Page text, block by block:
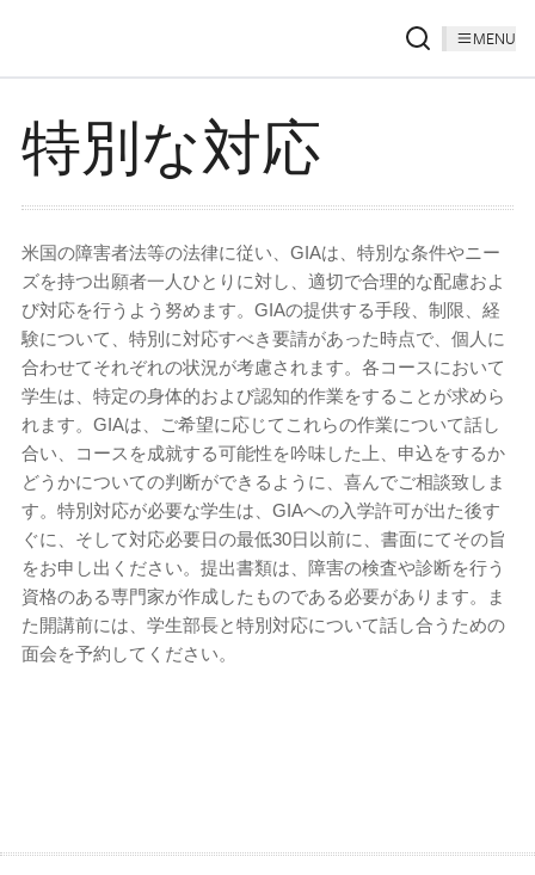
MENU
特別な対応
米国の障害者法等の法律に従い、GIAは、特別な条件やニー
ズを持つ出願者一人ひとりに対し、適切で合理的な配慮およ
び対応を行うよう努めます。GIAの提供する手段、制限、経
験について、特別に対応すべき要請があった時点で、個人に
合わせてそれぞれの状況が考慮されます。各コースにおいて
学生は、特定の身体的および認知的作業をすることが求めら
れます。GIAは、ご希望に応じてこれらの作業について話し
合い、コースを成就する可能性を吟味した上、申込をするか
どうかについての判断ができるように、喜んでご相談致しま
す。特別対応が必要な学生は、GIAへの入学許可が出た後す
ぐに、そして対応必要日の最低30日以前に、書面にてその旨
をお申し出ください。提出書類は、障害の検査や診断を行う
資格のある専門家が作成したものである必要があります。ま
た開講前には、学生部長と特別対応について話し合うための
面会を予約してください。